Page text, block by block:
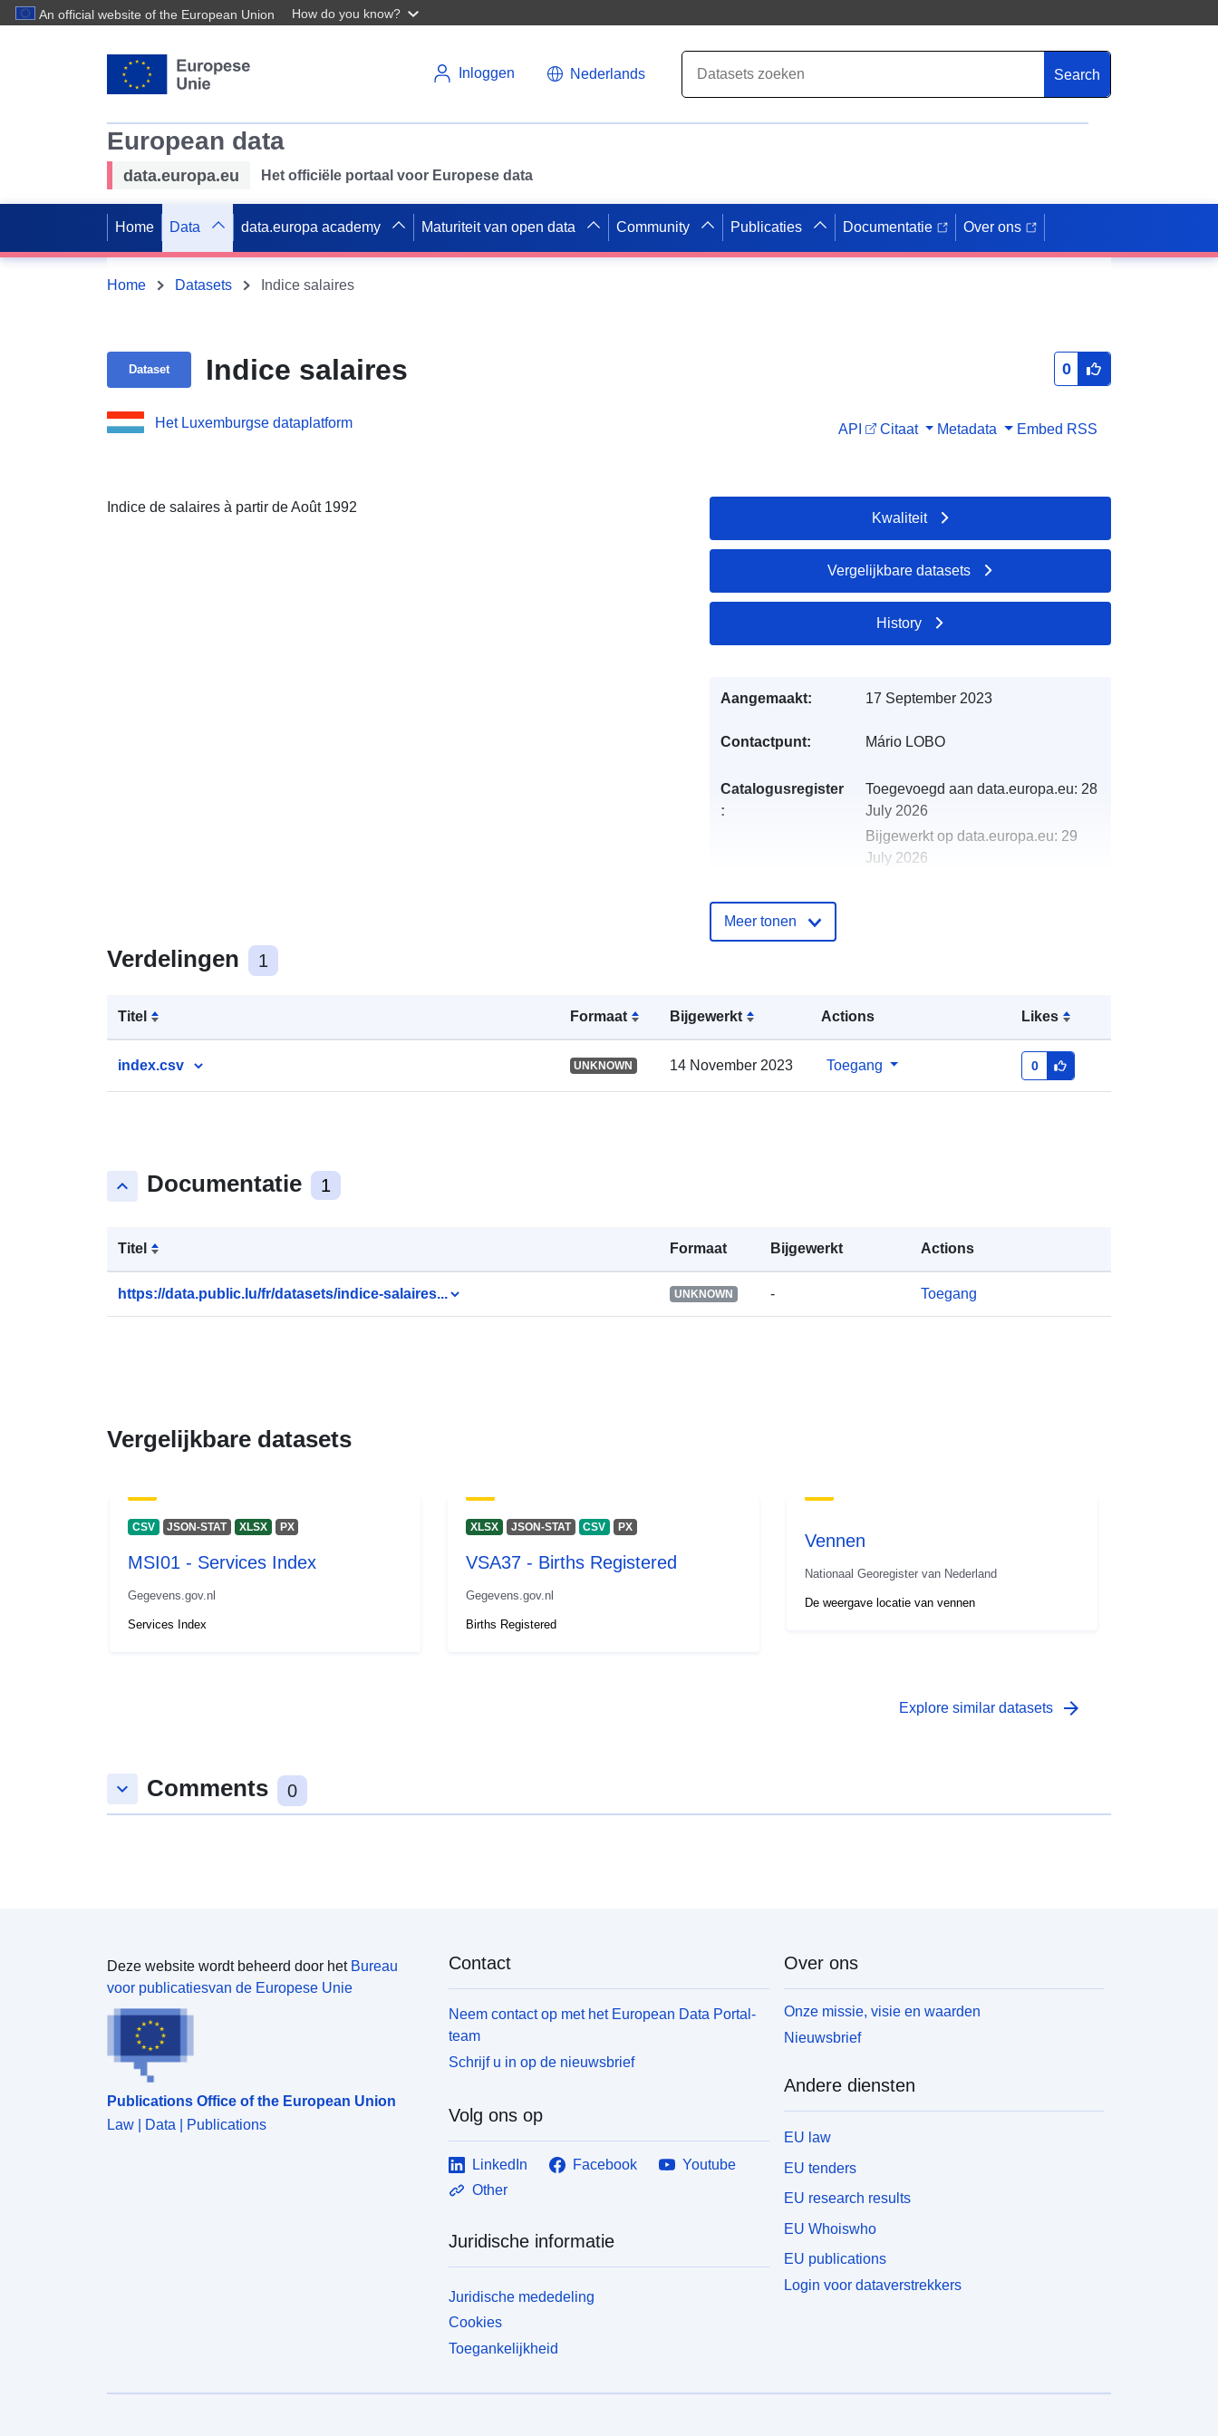
An official website of the European Union How do you know?
Inloggen Nederlands Search
European data
data.europa.eu Het officiële portaal voor Europese data
Home Data data.europa academy Maturiteit van open data Community Publicaties Documentatie Over ons
Home Datasets Indice salaires
Dataset Indice salaires 0
Het Luxemburgse dataplatform API Citaat Metadata Embed RSS
Indice de salaires à partir de Août 1992
Verdelingen 1
Titel Formaat Bijgewerkt Actions Likes
index.csv UNKNOWN 14 November 2023 Toegang 0
keyboard_arrow_up Documentatie 1
Titel Formaat Bijgewerkt Actions
https://data.public.lu/fr/datasets/indice-salaires... UNKNOWN - Toegang
Kwaliteit
Vergelijkbare datasets
History
Aangemaakt: 17 September 2023
Contactpunt: Mário LOBO
Catalogusregister
:
Toegevoegd aan data.europa.eu: 28
July 2026
Bijgewerkt op data.europa.eu: 29
July 2026
uriRef:
Meer tonen
Vergelijkbare datasets
CSV JSON-STAT XLSX PX
MSI01 - Services Index
Gegevens.gov.nl
Services Index
XLSX JSON-STAT CSV PX
VSA37 - Births Registered
Gegevens.gov.nl
Births Registered
Vennen
Nationaal Georegister van Nederland
De weergave locatie van vennen
Explore similar datasets arrow_forward
keyboard_arrow_down Comments 0
Deze website wordt beheerd door het Bureau
voor publicatiesvan de Europese Unie
Publications Office of the European Union
Law | Data | Publications
Contact
Neem contact op met het European Data Portal-
team
Schrijf u in op de nieuwsbrief
Volg ons op
LinkedIn Facebook
Youtube
Other
Juridische informatie
Juridische mededeling
Cookies
Toegankelijkheid
Over ons
Onze missie, visie en waarden
Nieuwsbrief
Andere diensten
EU law
EU tenders
EU research results
EU Whoiswho
EU publications
Login voor dataverstrekkers